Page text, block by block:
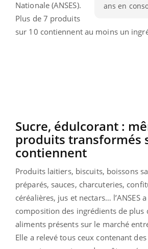
ans en
Nationale (ANSES).
Plus de 7 produits
sur 10 contiennent au moins un
Sucre, édulcorant :
produits transformés
contiennent
Produits laitiers, biscuits, boissons
préparés, sauces, charcuteries,
céréalières, jus et nectars… l’ANSES
composition des ingrédients de plus
aliments présents sur le marché
Elle a relevé tous ceux contenant